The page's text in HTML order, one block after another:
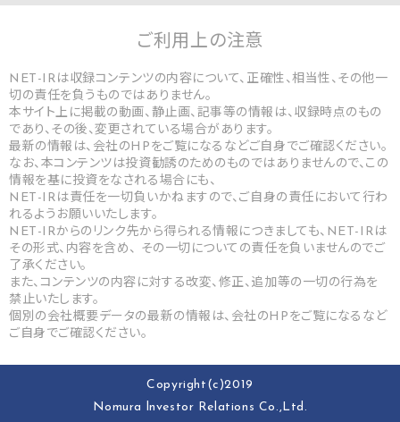
ご利用上の注意
NET-IRは収録コンテンツの内容について、正確性、相当性、その他一
切の責任を負うものではありません。
本サイト上に掲載の動画、静止画、記事等の情報は、収録時点のもの
であり、その後、変更されている場合があります。
最新の情報は、会社のHPをご覧になるなどご自身でご確認ください。
なお、本コンテンツは投資勧誘のためのものではありませんので、この
情報を基に投資をなされる場合にも、
NET-IRは責任を一切負いかねますので、ご自身の責任において行わ
れるようお願いいたします。
NET-IRからのリンク先から得られる情報につきましても、NET-IRは
その形式、内容を含め、 その一切についての責任を負いませんのでご
了承ください。
また、コンテンツの内容に対する改変、修正、追加等の一切の行為を
禁止いたします。
個別の会社概要データの最新の情報は、会社のHPをご覧になるなど
ご自身でご確認ください。
Copyright(c)2019
Nomura lnvestor Relations Co.,Ltd.